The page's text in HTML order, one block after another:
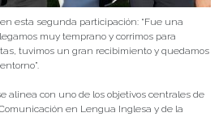
esta segunda participación: “Fue una
muy temprano y corrimos para
tuvimos un gran recibimiento y quedamos
alinea con uno de los objetivos centrales de
en Lengua Inglesa y de la